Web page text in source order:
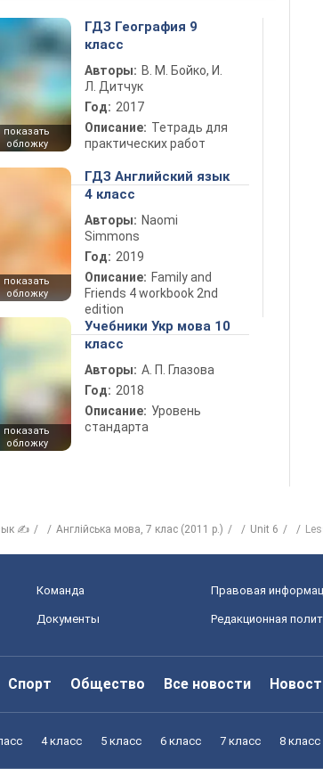
показать
обложку
ГДЗ География 9
класс
Авторы: В. М. Бойко, И.
Л. Дитчук
Год: 2017
Описание: Тетрадь для
практических работ
показать
обложку
ГДЗ Английский язык
4 класс
Авторы: Naomi
Simmons
Год: 2019
Описание: Family and
Friends 4 workbook 2nd
edition
показать
обложку
Учебники Укр мова 10
класс
Авторы: А. П. Глазова
Год: 2018
Описание: Уровень
стандарта
✍ Англійська мова, 7 клас (2011 р.) Unit 6
Команда Правовая
Документы Редакционная
Спорт Общество Все новости
4 класс 5 класс 6 класс 7 класс 8 класс